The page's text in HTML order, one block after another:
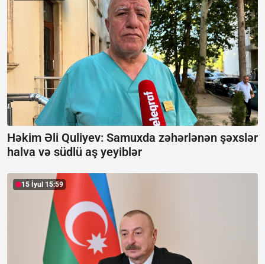
Həkim Əli Quliyev: Samuxda zəhərlənən şəxslər
halva və südlü aş yeyiblər
15 İyul 15:59